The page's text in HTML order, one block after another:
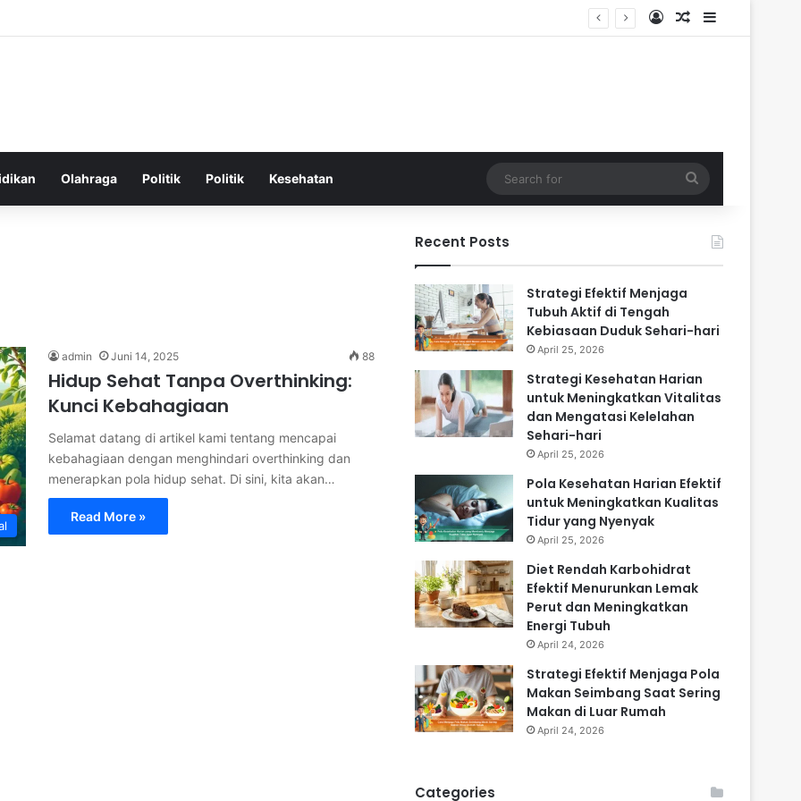
Log InRandom Article
Sidebar
Olahraga Politik Politik Kesehatan
for
admin Juni 14, 2025 88
Hidup Sehat Tanpa Overthinking:
Kunci Kebahagiaan
Selamat datang di artikel kami tentang mencapai
kebahagiaan dengan menghindari overthinking dan
menerapkan pola hidup sehat. Di sini, kita akan…
Read More »
Recent Posts
Strategi Efektif Menjaga
Tubuh Aktif di Tengah
Kebiasaan Duduk Sehari-hari
April 25, 2026
Strategi Kesehatan Harian
untuk Meningkatkan Vitalitas
dan Mengatasi Kelelahan
Sehari-hari
April 25, 2026
Pola Kesehatan Harian Efektif
untuk Meningkatkan Kualitas
Tidur yang Nyenyak
April 25, 2026
Diet Rendah Karbohidrat
Efektif Menurunkan Lemak
Perut dan Meningkatkan
Energi Tubuh
April 24, 2026
Strategi Efektif Menjaga Pola
Makan Seimbang Saat Sering
Makan di Luar Rumah
April 24, 2026
Categories